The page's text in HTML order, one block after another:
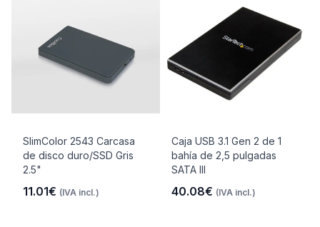
SlimColor 2543 Carcasa
de disco duro/SSD Gris
2.5"
11.01€ (IVA incl.)
Caja USB 3.1 Gen 2 de 1
bahía de 2,5 pulgadas
SATA III
40.08€ (IVA incl.)